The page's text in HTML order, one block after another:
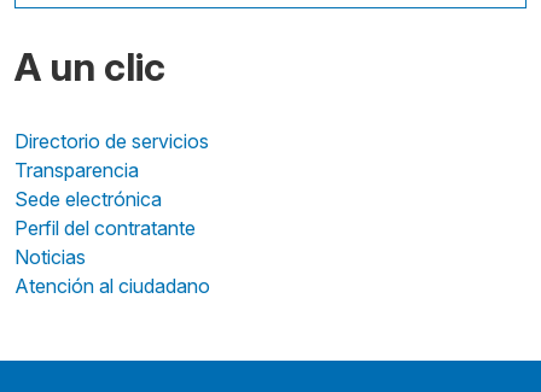
A un clic
Directorio de servicios
Transparencia
Sede electrónica
Perfil del contratante
Noticias
Atención al ciudadano